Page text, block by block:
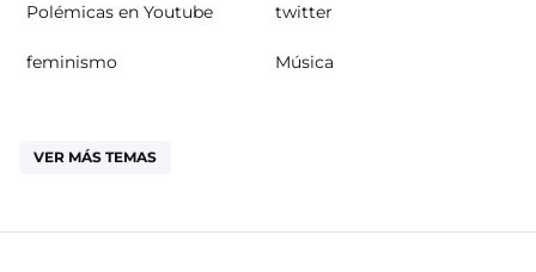
Polémicas en Youtube twitter
feminismo Música
VER MÁS TEMAS